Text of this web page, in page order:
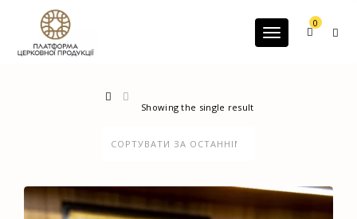
G-60JZFMNRBC
Toggle
0
Showing the single result